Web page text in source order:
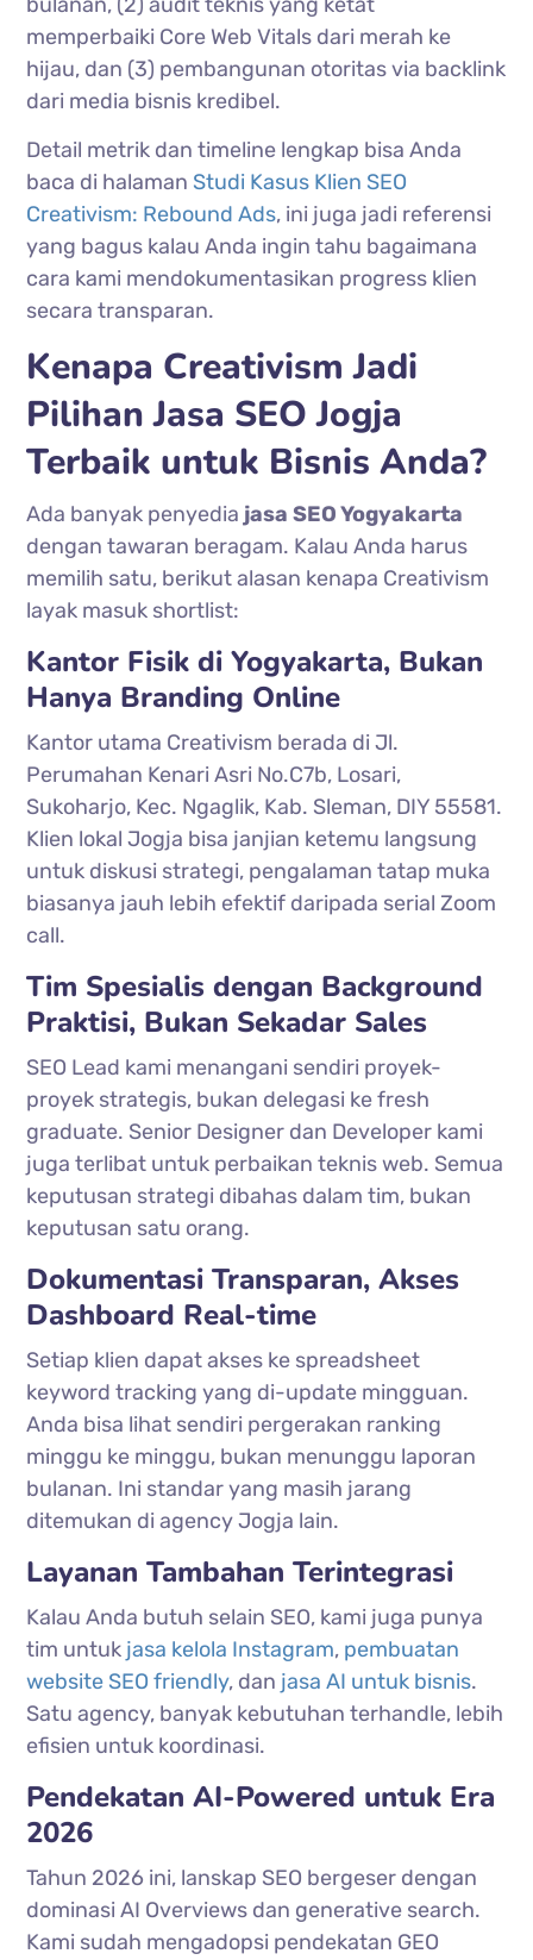
memperbaiki Core Web Vitals dari merah ke
hijau, dan (3) pembangunan otoritas via backlink
dari media bisnis kredibel.
Detail metrik dan timeline lengkap bisa Anda
baca di halaman Studi Kasus Klien SEO
Creativism: Rebound Ads, ini juga jadi referensi
yang bagus kalau Anda ingin tahu bagaimana
cara kami mendokumentasikan progress klien
secara transparan.
Kenapa Creativism Jadi
Pilihan Jasa SEO Jogja
Terbaik untuk Bisnis Anda?
Ada banyak penyedia jasa SEO Yogyakarta
dengan tawaran beragam. Kalau Anda harus
memilih satu, berikut alasan kenapa Creativism
layak masuk shortlist:
Kantor Fisik di Yogyakarta, Bukan
Hanya Branding Online
Kantor utama Creativism berada di Jl.
Perumahan Kenari Asri No.C7b, Losari,
Sukoharjo, Kec. Ngaglik, Kab. Sleman, DIY 55581.
Klien lokal Jogja bisa janjian ketemu langsung
untuk diskusi strategi, pengalaman tatap muka
biasanya jauh lebih efektif daripada serial Zoom
call.
Tim Spesialis dengan Background
Praktisi, Bukan Sekadar Sales
SEO Lead kami menangani sendiri proyek-
proyek strategis, bukan delegasi ke fresh
graduate. Senior Designer dan Developer kami
juga terlibat untuk perbaikan teknis web. Semua
keputusan strategi dibahas dalam tim, bukan
keputusan satu orang.
Dokumentasi Transparan, Akses
Dashboard Real-time
Setiap klien dapat akses ke spreadsheet
keyword tracking yang di-update mingguan.
Anda bisa lihat sendiri pergerakan ranking
minggu ke minggu, bukan menunggu laporan
bulanan. Ini standar yang masih jarang
ditemukan di agency Jogja lain.
Layanan Tambahan Terintegrasi
Kalau Anda butuh selain SEO, kami juga punya
tim untuk jasa kelola Instagram, pembuatan
website SEO friendly, dan jasa AI untuk bisnis.
Satu agency, banyak kebutuhan terhandle, lebih
efisien untuk koordinasi.
Pendekatan AI-Powered untuk Era
2026
Tahun 2026 ini, lanskap SEO bergeser dengan
dominasi AI Overviews dan generative search.
Kami sudah mengadopsi pendekatan GEO